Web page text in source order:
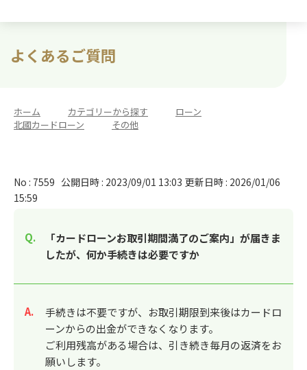
よくあるご質問
ホーム カテゴリーから探す ローン
北國カードローン
その他
No : 7559 公開日時 : 2023/09/01 13:03 更新日時 : 2026/01/06
15:59
「カードローンお取引期間満了のご案内」が届きま
したが、何か手続きは必要ですか
回答
手続きは不要ですが、お取引期限到来後はカードロ
ーンからの出金ができなくなります。
ご利用残高がある場合は、引き続き毎月の返済をお
願いします。